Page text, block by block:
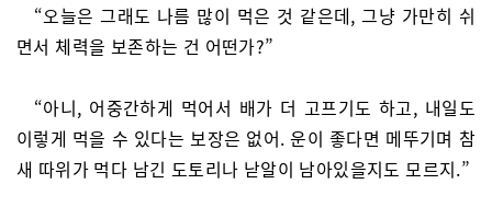
“오늘은 그래도 나름 많이 먹은 것 같은데, 그냥 가만히 쉬
면서 체력을 보존하는 건 어떤가?”
“아니, 어중간하게 먹어서 배가 더 고프기도 하고, 내일도
이렇게 먹을 수 있다는 보장은 없어. 운이 좋다면 메뚜기며 참
새 따위가 먹다 남긴 도토리나 낟알이 남아있을지도 모르지.”